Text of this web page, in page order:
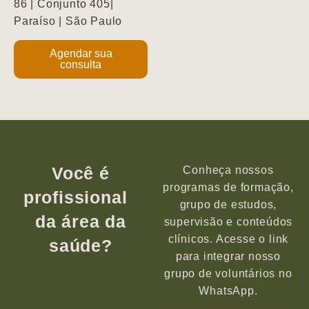
86 | Conjunto 405|
Paraíso | São Paulo
Agendar sua
consulta
Você é
profissional
da área da
saúde?
Conheça nossos
programas de formação,
grupo de estudos,
supervisão e conteúdos
clínicos. Acesse o link
para integrar nosso
grupo de voluntários no
WhatsApp.